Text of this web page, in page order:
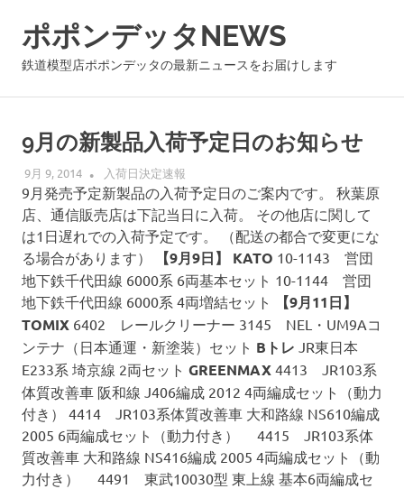
ツ
ポポンデッタNEWS
鉄道模型店ポポンデッタの最新ニュースをお届けします
9月の新製品入荷予定日のお知らせ
9月 9, 2014 POPON
入荷日決定速報
9月発売予定新製品の入荷予定日のご案内です。 秋葉原
店、通信販売店は下記当日に入荷。 その他店に関して
は1日遅れでの入荷予定です。 （配送の都合で変更にな
る場合があります）
【9月9日】 KATO 10-1143 営団
地下鉄千代田線 6000系 6両基本セット 10-1144 営団
地下鉄千代田線 6000系 4両増結セット
【9月11日】
TOMIX 6402 レールクリーナー 3145 NEL・UM9Aコ
ンテナ（日本通運・新塗装）セット Bトレ JR東日本
E233系 埼京線 2両セット GREENMAX 4413 JR103系
体質改善車 阪和線 J406編成 2012 4両編成セット（動力
付き） 4414 JR103系体質改善車 大和路線 NS610編成
2005 6両編成セット（動力付き） 4415 JR103系体
質改善車 大和路線 NS416編成 2005 4両編成セット（動
力付き） 4491 東武10030型 東上線 基本6両編成セ